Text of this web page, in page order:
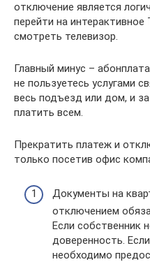
отключение является
перейти на
смотреть телевизор.
Главный минус –
не пользуетесь услугами
весь подъезд или дом, и
платить всем.
Прекратить платеж и
только посетив офис
Документы на
отключением
Если собственник
доверенность.
необходимо